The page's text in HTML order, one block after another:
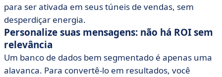
para ser ativada em seus túneis de vendas, sem
desperdiçar energia.
Personalize suas mensagens: não há ROI sem
relevância
Um banco de dados bem segmentado é apenas uma
alavanca. Para convertê-lo em resultados, você